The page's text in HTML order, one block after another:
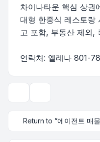
차이나타운 핵심 상
대형 한중식 레스토랑
고 포함, 부동산 제외,
연락처: 엘레나 801-
Return to “에이전트 매